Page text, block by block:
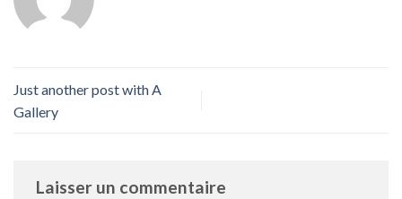
Just another post with A
Gallery
Laisser un commentaire